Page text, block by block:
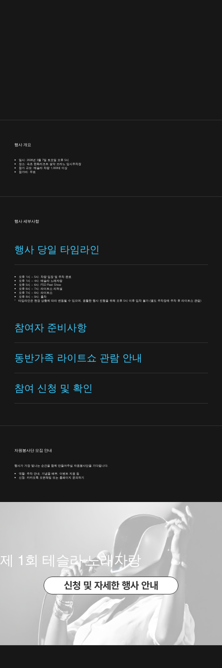
행사 개요
• 일시: 2026년 3월 7일 토요일 오후 5시
• 장소: 속초 한화리조트 설악 쏘라노 임시주차장
• 참가 규모: 테슬라 차량 1,000대 이상
• 참가비: 무료
행사 ​세부사항
행사 당일 타임라인
• 오후 1시 ~ 5시: 차량 입장 및 주차 완료
• 오후 1시 ~ 4시: 테슬라 노래자랑
• 오후 5시 ~ 6시: FSD Fleet Show
• 오후 6시 ~ 7시: 라이트쇼 리허설
• 오후 7시 ~ 8시: 라이트쇼
• 오후 8시 ~ 9시: 출차
* 타임라인은 현장 상황에 따라 변동될 수 있으며, 원활한 행사 진행을 위해 오후 5시 이후 입차 불가 (별도 주차장에 주차 후 라이트쇼 관람)
참여자 준비사항
동반가족 라이트쇼 관람 안내
참여 신청 및 확인
자원봉사단 모집 안내
행사가 가장 빛나는 순간을 함께 만들어주실 자원봉사단을 기다립니다.
• 역할: 주차 안내, 기념품 배부, 이벤트 지원 등
• 신청: 카카오톡 오픈채팅 또는 홈페이지 문의하기
제 1회 테슬라 노래자랑
신청 및 자세한 행사 안내